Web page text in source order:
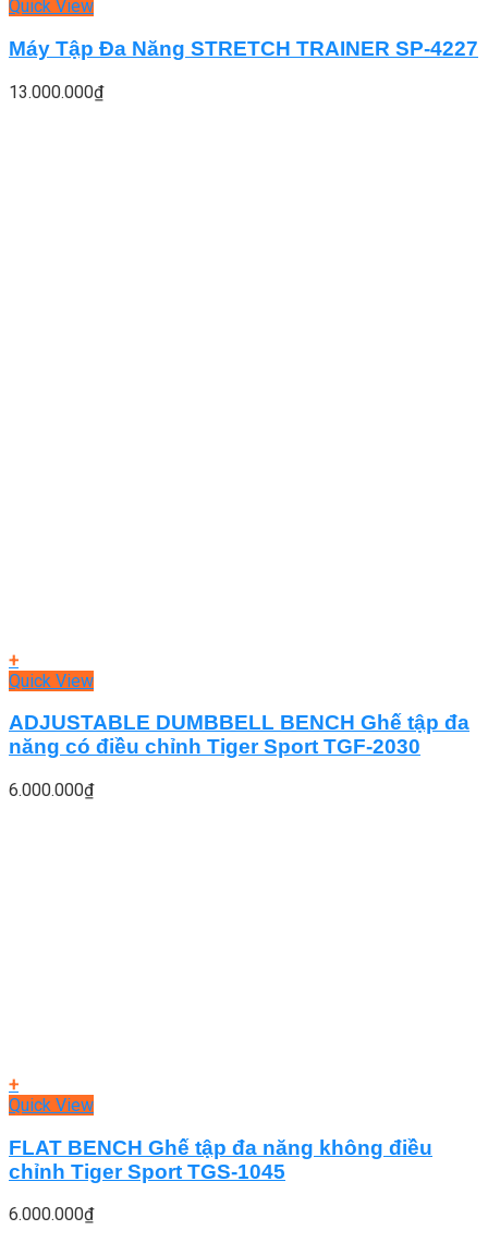
Quick View
Máy Tập Đa Năng STRETCH TRAINER SP-4227
13.000.000₫
+
Quick View
ADJUSTABLE DUMBBELL BENCH Ghế tập đa
năng có điều chỉnh Tiger Sport TGF-2030
6.000.000₫
+
Quick View
FLAT BENCH Ghế tập đa năng không điều
chỉnh Tiger Sport TGS-1045
6.000.000₫